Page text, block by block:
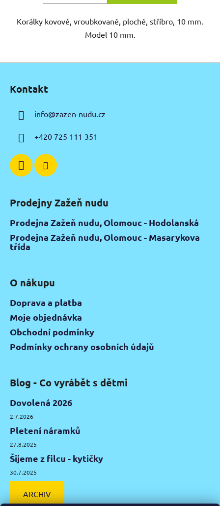
Korálky kovové, vroubkované, ploché, stříbro, 10 mm.
Model 10 mm.
Kontakt
info@zazen-nudu.cz
+420 725 111 351
Prodejny Zažeň nudu
Prodejna Zažeň nudu, Olomouc - Hodolanská
Prodejna Zažeň nudu, Olomouc - Masarykova
třída
O nákupu
Doprava a platba
Moje objednávka
Obchodní podmínky
Podmínky ochrany osobních údajů
Blog - Co vyrábět s dětmi
Dovolená 2026
2.7.2026
Pletení náramků
27.8.2025
Šijeme z filcu - kytičky
30.7.2025
ARCHIV